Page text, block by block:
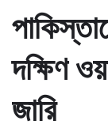
দক্ষিণ
জারি